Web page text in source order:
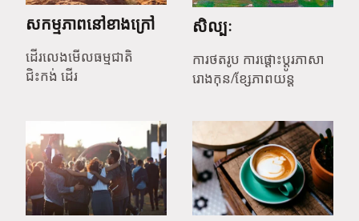
សកម្មភាពនៅខាងក្រៅ
ដើរលេងមើលធម្មជាតិ
ជិះកង់ ដើរ
សិល្បៈ
ការថតរូប ការផ្តោះប្តូរភាសា
រោងកុន/ខ្សែភាពយន្ត